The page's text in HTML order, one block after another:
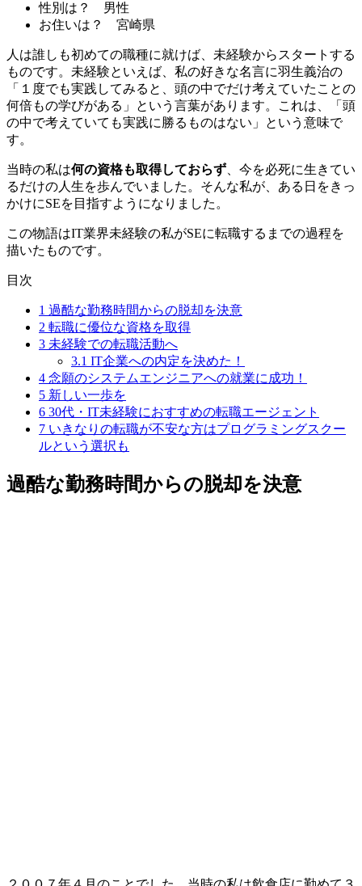
性別は？ 男性
お住いは？ 宮崎県
人は誰しも初めての職種に就けば、 未経験からスタート する
ものです。未経験といえば、私の好きな名言に羽生義治の
「１度でも実践してみると、頭の中でだけ考えていたことの
何倍もの学びがある」という言葉があります。これは、「頭
の中で考えていても実践に勝るものはない」という意味で
す。
当時の私は何の資格も取得しておらず 、今を必死に生きてい
るだけの人生を歩んでいました。そんな私が、ある日をきっ
かけにSEを目指すようになりました。
この物語はIT業界未経験の私がSEに転職するまでの過程を
描いたものです。
目次
1 過酷な勤務時間からの脱却を決意
2 転職に優位な資格を取得
3 未経験での転職活動へ
3.1 IT企業への内定を決めた！
4 念願のシステムエンジニアへの就業に成功！
5 新しい一歩を
6 30代・IT未経験におすすめの転職エージェント
7 いきなりの転職が不安な方はプログラミングスクー
ルという選択も
過酷な勤務時間からの脱却を決意